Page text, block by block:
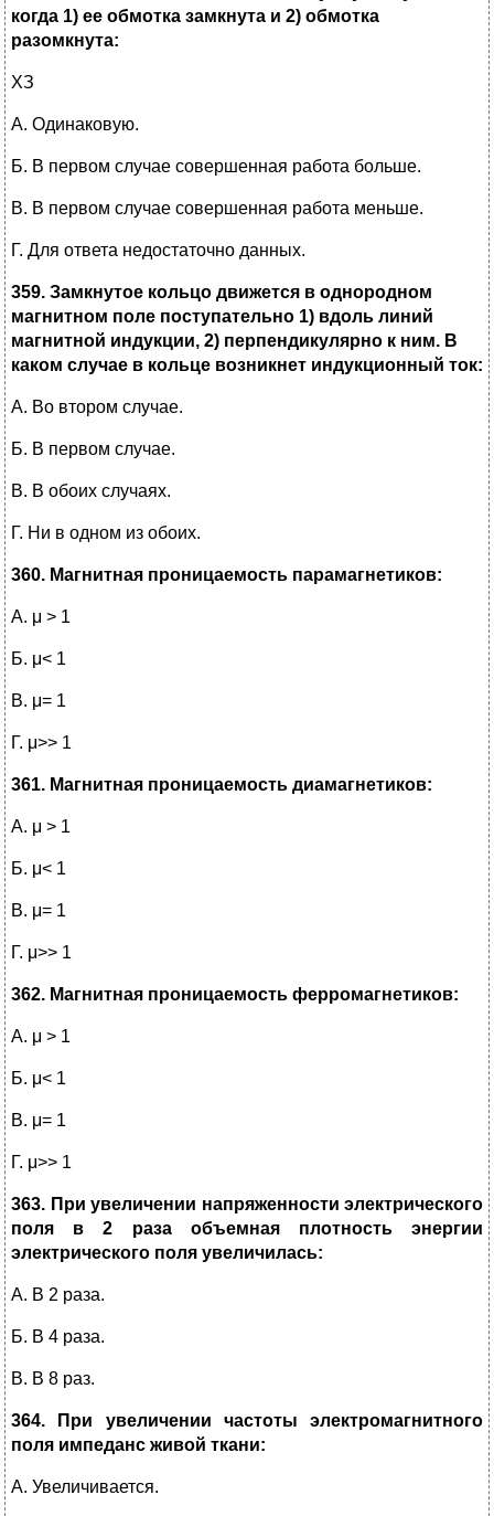
когда 1) ее обмотка замкнута и 2) обмотка
разомкнута:
ХЗ
А. Одинаковую.
Б. В первом случае совершенная работа больше.
В. В первом случае совершенная работа меньше.
Г. Для ответа недостаточно данных.
359. Замкнутое кольцо движется в однородном
магнитном поле поступательно 1) вдоль линий
магнитной индукции, 2) перпендикулярно к ним. В
каком случае в кольце возникнет индукционный ток:
А. Во втором случае.
Б. В первом случае.
В. В обоих случаях.
Г. Ни в одном из обоих.
360. Магнитная проницаемость парамагнетиков:
А. μ > 1
Б. μ< 1
В. μ= 1
Г. μ>> 1
361. Магнитная проницаемость диамагнетиков:
А. μ > 1
Б. μ< 1
В. μ= 1
Г. μ>> 1
362. Магнитная проницаемость ферромагнетиков:
А. μ > 1
Б. μ< 1
В. μ= 1
Г. μ>> 1
363. При увеличении напряженности электрического
поля в 2 раза объемная плотность энергии
электрического поля увеличилась:
А. В 2 раза.
Б. В 4 раза.
В. В 8 раз.
364. При увеличении частоты электромагнитного
поля импеданс живой ткани:
А. Увеличивается.